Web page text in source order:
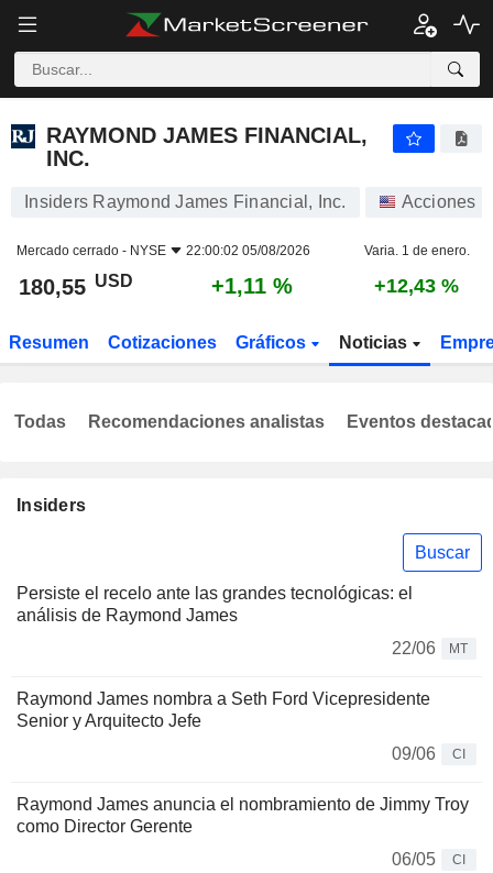
RAYMOND JAMES FINANCIAL,
INC.
Insiders Raymond James Financial, Inc. Acciones
Mercado cerrado - NYSE 22:00:02 05/08/2026 Varia. 1 de enero.
180,55 USD +1,11 % +12,43 %
Resumen Cotizaciones Gráficos Noticias
Insiders
Buscar
Persiste el recelo ante las grandes tecnológicas: el
análisis de Raymond James
22/06
MT
Raymond James nombra a Seth Ford Vicepresidente
Senior y Arquitecto Jefe
09/06
CI
Raymond James anuncia el nombramiento de Jimmy Troy
como Director Gerente
06/05
CI
Todas Recomendaciones analistas Eventos